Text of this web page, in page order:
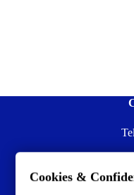
Contacteză-ne la:
Cookies &